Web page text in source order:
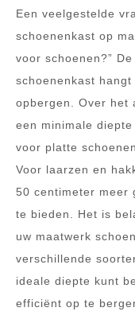
Een veelgestelde
schoenenkast op
voor schoenen?”
schoenenkast
opbergen. Over het
een minimale
voor platte
Voor laarzen en
50 centimeter meer
te bieden. Het is
uw maatwerk
verschillende
ideale diepte kunt
efficiënt op te